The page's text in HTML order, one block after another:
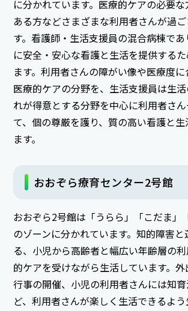
に分かれています。医療的ケアの必要
ある方などさまざまな利用者さんが過
す。看護師・生活支援員の混合病棟で
に安全・安心な看護と生活を提供する
ます。利用者さんの障がい像や医療度
医療的ケアの分野を、生活支援員は生
れが得意とする分野を中心に利用者さ
て、個の尊厳を護り、質の高い看護と
ます。
おおぞら療育センター2号館
おおぞら2号館は「うらら」「こだま」
のゾーンに分かれています。知的障害
る、小児から高齢者と幅広い年齢層の
的ケアを受けながら生活しています。
行事の開催、小児の利用者さんには知
ど、利用者さんが楽しく生活できるよ